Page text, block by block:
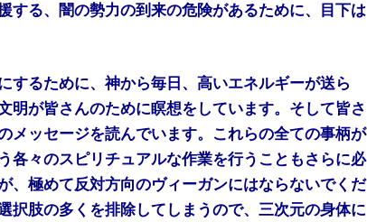
する、闇の勢力の到来の危険があるために、目下は
するために、神から毎日、高いエネルギーが送ら
明が皆さんのために瞑想をしています。そして皆さ
メッセージを読んでいます。これらの全ての事柄が
各々のスピリチュアルな作業を行うこともさらに必
、極めて反対方向のヴィーガンにはならないでくだ
択肢の多くを排除してしまうので、三次元の身体に